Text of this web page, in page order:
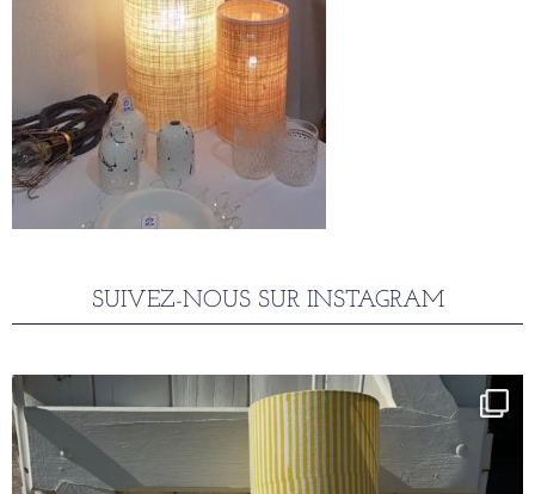
SUIVEZ-NOUS SUR INSTAGRAM